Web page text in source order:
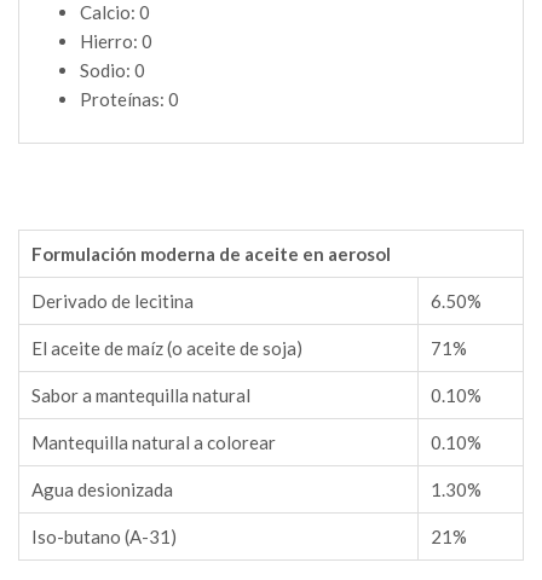
Calcio: 0
Hierro: 0
Sodio: 0
Proteínas: 0
Formulación moderna de aceite en aerosol
Derivado de lecitina 6.50%
El aceite de maíz (o aceite de soja) 71%
Sabor a mantequilla natural 0.10%
Mantequilla natural a colorear 0.10%
Agua desionizada 1.30%
Iso-butano (A-31) 21%